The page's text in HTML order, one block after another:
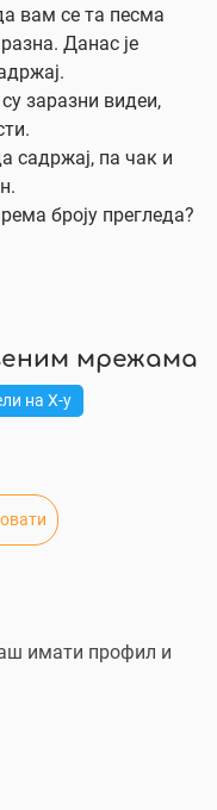
вам се та песма
Данас је
заразни видеи,
садржај, па чак и
броју прегледа?
мрежама
на X-у
имати профил и